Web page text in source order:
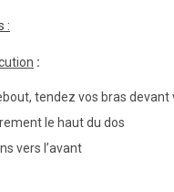
:
:
tendez vos bras devant
le haut du dos
vers l’avant